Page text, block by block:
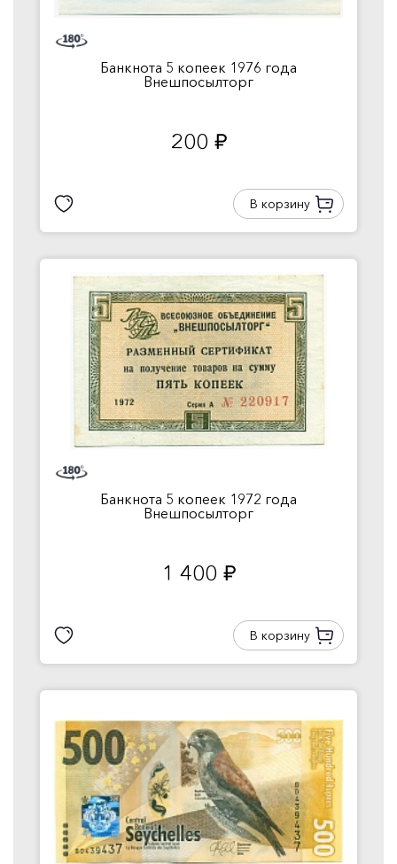
Банкнота 5 копеек 1976 года
Внешпосылторг
200 руб.
В корзину
Банкнота 5 копеек 1972 года
Внешпосылторг
1 400 руб.
В корзину